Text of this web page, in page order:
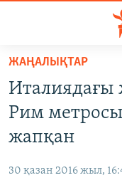
Skip
main
content
to
main
АДАМ ҚҰҚЫҚТАРЫ
ЖАҢАЛЫҚТАР
Италиядағы
Рим
жапқан
30 қазан 2016 жыл,